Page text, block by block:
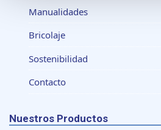
Obtenga más información sobre
sección de datos
de cookies.
sociales y analizar el tráfico.
Manualidades
Bricolaje
Sostenibilidad
Contacto
Nuestros Productos